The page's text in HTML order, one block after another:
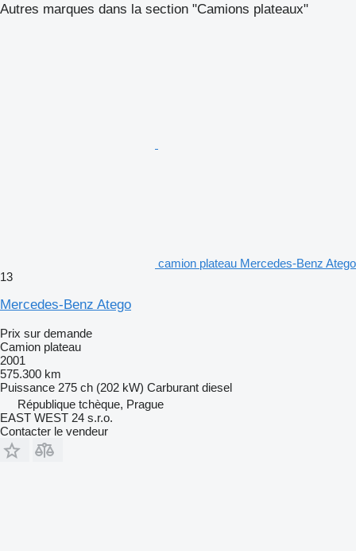
Autres marques dans la section "Camions plateaux"
camion plateau Mercedes-Benz Atego
13
Mercedes-Benz Atego
Prix sur demande
Camion plateau
2001
575.300 km
Puissance 275 ch (202 kW) Carburant diesel
République tchèque, Prague
EAST WEST 24 s.r.o.
Contacter le vendeur